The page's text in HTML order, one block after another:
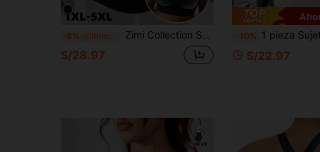
-8% Zimi Collection Sujetador deportivo negro de talla grande con alto soporte, alto impacto, espalda baja, tirantes ajustables, cierre de gancho y ojo, sin aros, top de entrenamiento, ropa deportiva para gimnasio y yoga
S/28.97
-10% 1 pieza Sujetador deportivo sin costuras, de talla grande, de moda,
S/22.97